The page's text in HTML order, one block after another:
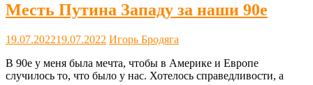
Месть Путина Западу за наши 90е
19.07.202219.07.2022 Игорь Бродяга
В 90е у меня была мечта, чтобы в Америке и Европе
случилось то, что было у нас. Хотелось справедливости, а